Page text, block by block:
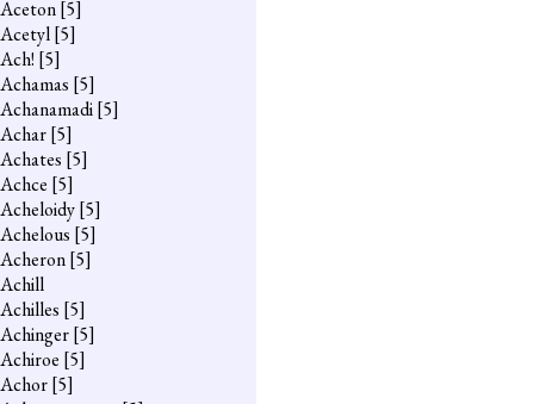
Aceton[5]
Acetyl[5]
Ach! [5]
Achamas [5]
Achanamadi[5]
Achar[5]
Achates [5]
Achce [5]
Acheloidy[5]
Achelous [5]
Acheron[5]
Achill
Achilles [5]
Achinger[5]
Achiroe [5]
Achor[5]